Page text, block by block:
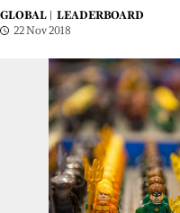
GLOBAL |
LEADERBOARD
22 Nov 2018